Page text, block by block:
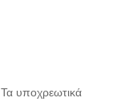
Τα υποχρεωτικά